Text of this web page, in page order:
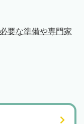
要な準備や専門家